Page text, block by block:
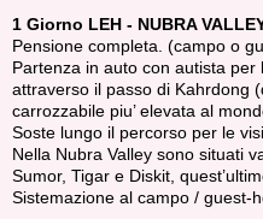
1 Giorno LEH - NUBRA
Pensione completa. (campo o
Partenza in auto con autista per
attraverso il passo di Kahrdong
carrozzabile piu’ elevata al
Soste lungo il percorso per le
Nella Nubra Valley sono situati
Sumor, Tigar e Diskit,
Sistemazione al campo / guest-